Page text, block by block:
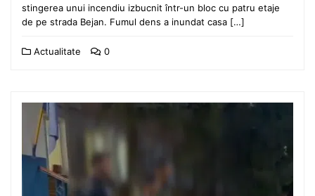
stingerea unui incendiu izbucnit într-un bloc cu patru etaje
de pe strada Bejan. Fumul dens a inundat casa […]
Actualitate 0